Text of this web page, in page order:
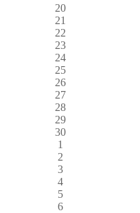
20
21
22
23
24
25
26
27
28
29
30
1
2
3
4
5
6